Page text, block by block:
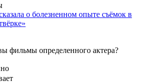
о болезненном опыте съёмок в
фильмы определенного актера?